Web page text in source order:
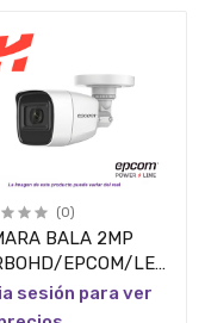
(0)
BALA 2MP
EPCOM/LENTE
25 MTS
sesión para ver